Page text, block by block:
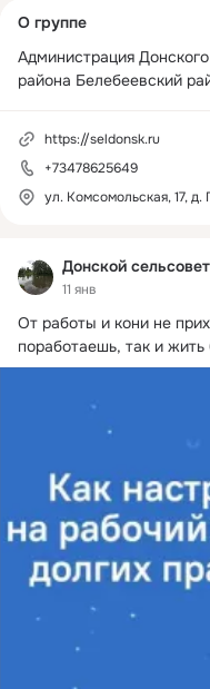
Донской
11 янв
От работы и кони не
поработаешь, так и жить
колонка
О группе
Администрация
района Белебеевский
https://seldonsk.ru
+73478625649
ул. Комсомольская, 17,